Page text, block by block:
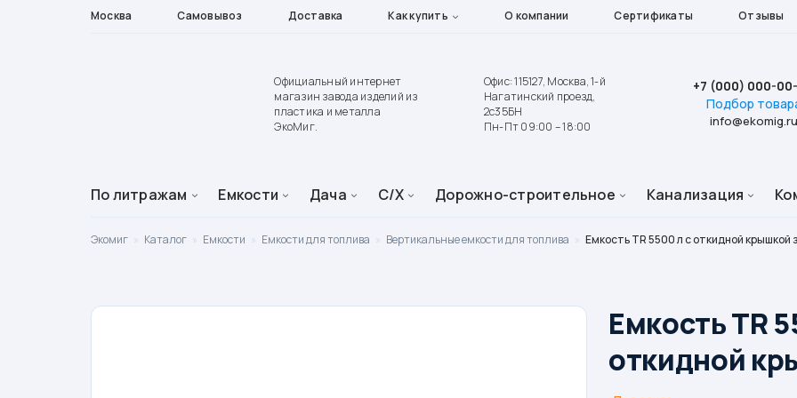
Москва Самовывоз Доставка Как купить О компании Сертификаты Отзывы
Официальный интернет
магазин завода изделий из
пластика и металла
ЭкоМиг.
Офис: 115127, Москва, 1-й
Нагатинский проезд,
2с35БН
Пн-Пт 09:00 – 18:00
+7 (000) 000-
Подбор
info@ekomig.ru
По литражам Емкости Дача С/Х Дорожно-строительное Канализация
Экомиг » Каталог » Емкости » Емкости для топлива » Вертикальные емкости для топлива » Емкость TR 5500 л с откидной крышкой
Емкость TR
откидной